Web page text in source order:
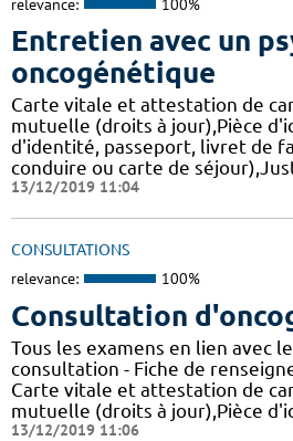
relevance: 100%
Entretien avec un
oncogénétique
Carte vitale et attestation de
mutuelle (droits à jour),Pièce
d'identité, passeport, livret de
conduire ou carte de
13/12/2019 11:04
CONSULTATIONS
relevance: 100%
Consultation
Tous les examens en lien avec
consultation - Fiche de
Carte vitale et attestation de
mutuelle (droits à jour),Pièce
13/12/2019 11:06